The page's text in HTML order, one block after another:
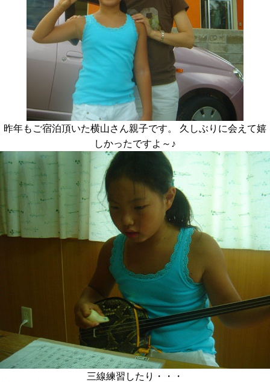
昨年もご宿泊頂いた横山さん親子です。 久しぶりに会えて嬉
しかったですよ～♪
三線練習したり・・・